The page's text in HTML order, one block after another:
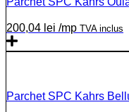
200,04 lei /mp TVA inclus
Parchet SPC Kahrs